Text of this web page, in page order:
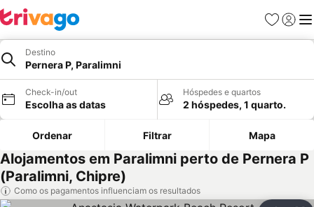
Favoritos
Iniciar
Destino
Pernera P, Paralimni
Check-in/out
Escolha as datas
Hóspedes e quartos
2 hóspedes, 1 quarto.
Ordenar Filtrar Mapa
Alojamentos em Paralimni perto de Pernera P
(Paralimni, Chipre)
Como os pagamentos influenciam os resultados